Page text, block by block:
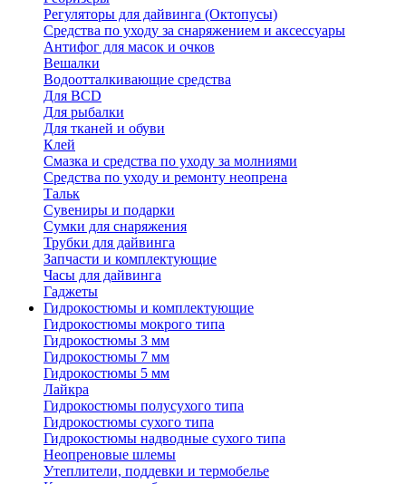
Регуляторы для дайвинга (Октопусы)
Средства по уходу за снаряжением и аксессуары
Антифог для масок и очков
Вешалки
Водоотталкивающие средства
Для BCD
Для рыбалки
Для тканей и обуви
Клей
Смазка и средства по уходу за молниями
Средства по уходу и ремонту неопрена
Тальк
Сувениры и подарки
Сумки для снаряжения
Трубки для дайвинга
Запчасти и комплектующие
Часы для дайвинга
Гаджеты
Гидрокостюмы и комплектующие
Гидрокостюмы мокрого типа
Гидрокостюмы 3 мм
Гидрокостюмы 7 мм
Гидрокостюмы 5 мм
Лайкра
Гидрокостюмы полусухого типа
Гидрокостюмы сухого типа
Гидрокостюмы надводные сухого типа
Неопреновые шлемы
Утеплители, поддевки и термобелье